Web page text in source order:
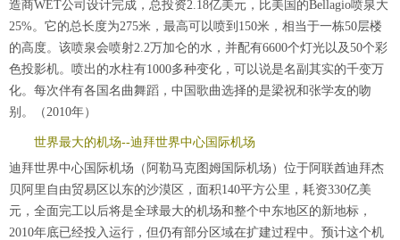
造商WET公司设计完成，总投资2.18亿美元，比美国的Bellagio喷泉大
25%。它的总长度为275米，最高可以喷到150米，相当于一栋50层楼
的高度。该喷泉会喷射2.2万加仑的水，并配有6600个灯光以及50个彩
色投影机。喷出的水柱有1000多种变化，可以说是名副其实的千变万
化。每次伴有各国名曲舞蹈，中国歌曲选择的是梁祝和张学友的吻
别。（2010年）
世界最大的机场--迪拜世界中心国际机场
迪拜世界中心国际机场（阿勒马克图姆国际机场）位于阿联酋迪拜杰
贝阿里自由贸易区以东的沙漠区，面积140平方公里，耗资330亿美
元，全面完工以后将是全球最大的机场和整个中东地区的新地标，
2010年底已经投入运行，但仍有部分区域在扩建过程中。预计这个机